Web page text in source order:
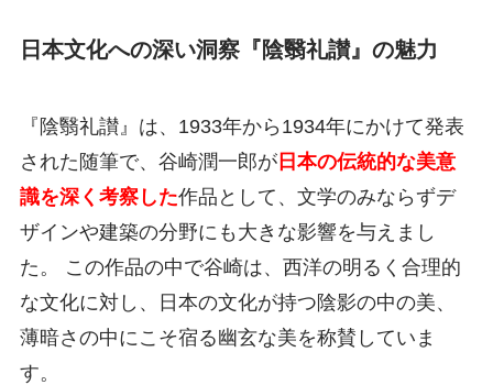
日本文化への深い洞察『陰翳礼讃』の魅力
『陰翳礼讃』は、1933年から1934年にかけて発表
された随筆で、谷崎潤一郎が日本の伝統的な美意
識を深く考察した作品として、文学のみならずデ
ザインや建築の分野にも大きな影響を与えまし
た。 この作品の中で谷崎は、西洋の明るく合理的
な文化に対し、日本の文化が持つ陰影の中の美、
薄暗さの中にこそ宿る幽玄な美を称賛していま
す。